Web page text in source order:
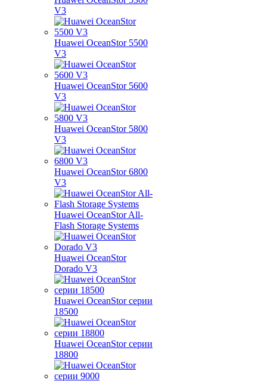
V3
Huawei OceanStor 5500
V3
Huawei OceanStor 5600
V3
Huawei OceanStor 5800
V3
Huawei OceanStor 6800
V3
Huawei OceanStor All-
Flash Storage Systems
Huawei OceanStor
Dorado V3
Huawei OceanStor серии
18500
Huawei OceanStor серии
18800